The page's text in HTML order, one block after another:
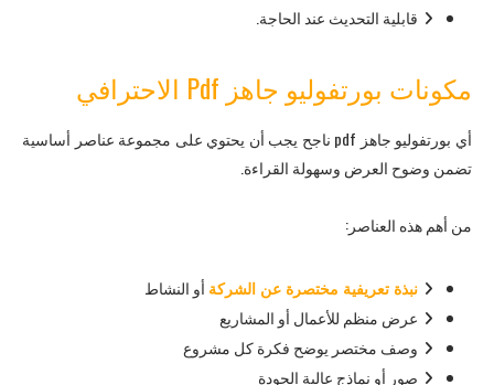
قابلية التحديث عند الحاجة.
مكونات بورتفوليو جاهز Pdf الاحترافي
أي بورتفوليو جاهز pdf ناجح يجب أن يحتوي على مجموعة عناصر أساسية
تضمن وضوح العرض وسهولة القراءة.
من أهم هذه العناصر:
نبذة تعريفية مختصرة عن الشركة أو النشاط
عرض منظم للأعمال أو المشاريع
وصف مختصر يوضح فكرة كل مشروع
صور أو نماذج عالية الجودة